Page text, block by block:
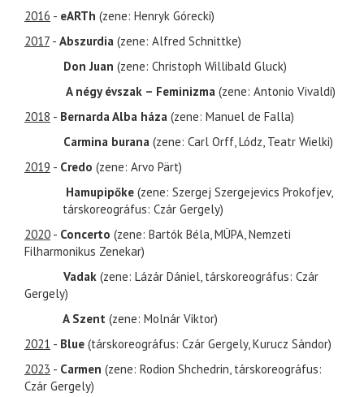
2016 - eARTh (zene: Henryk Górecki)
2017 - Abszurdia (zene: Alfred Schnittke)
Don Juan (zene: Christoph Willibald Gluck)
A négy évszak – Feminizma (zene: Antonio Vivaldi)
2018 - Bernarda Alba háza (zene: Manuel de Falla)
Carmina burana (zene: Carl Orff, Lódz, Teatr Wielki)
2019 - Credo (zene: Arvo Pärt)
Hamupipőke (zene: Szergej Szergejevics Prokofjev,
társkoreográfus: Czár Gergely)
2020 - Concerto (zene: Bartók Béla, MÜPA, Nemzeti
Filharmonikus Zenekar)
Vadak (zene: Lázár Dániel, társkoreográfus: Czár
Gergely)
A Szent (zene: Molnár Viktor)
2021 - Blue (társkoreográfus: Czár Gergely, Kurucz Sándor)
2023 - Carmen (zene: Rodion Shchedrin, társkoreográfus:
Czár Gergely)